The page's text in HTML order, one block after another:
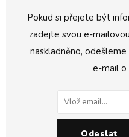
Pokud si přejete být
zadejte svou e-
naskladněno,
e-mail o
Odeslat